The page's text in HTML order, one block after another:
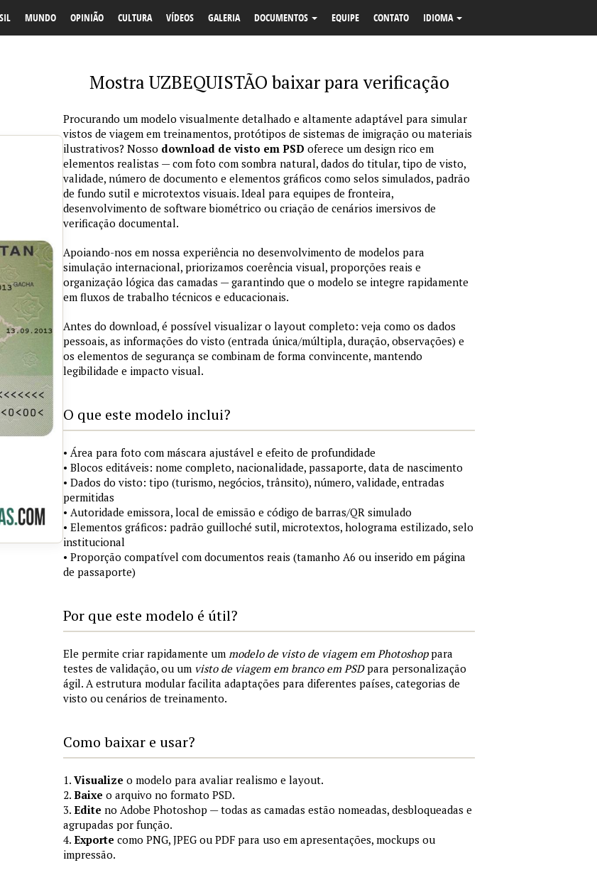
MUNDO OPINIÃO CULTURA VÍDEOS GALERIA DOCUMENTOS EQUIPE CONTATO IDIOMA
Mostra UZBEQUISTÃO baixar para verificação
Procurando um modelo visualmente detalhado e altamente adaptável para simular
vistos de viagem em treinamentos, protótipos de sistemas de imigração ou materiais
ilustrativos? Nosso download de visto em PSD oferece um design rico em
elementos realistas — com foto com sombra natural, dados do titular, tipo de visto,
validade, número de documento e elementos gráficos como selos simulados, padrão
de fundo sutil e microtextos visuais. Ideal para equipes de fronteira,
desenvolvimento de software biométrico ou criação de cenários imersivos de
verificação documental.
Apoiando-nos em nossa experiência no desenvolvimento de modelos para
simulação internacional, priorizamos coerência visual, proporções reais e
organização lógica das camadas — garantindo que o modelo se integre rapidamente
em fluxos de trabalho técnicos e educacionais.
Antes do download, é possível visualizar o layout completo: veja como os dados
pessoais, as informações do visto (entrada única/múltipla, duração, observações) e
os elementos de segurança se combinam de forma convincente, mantendo
legibilidade e impacto visual.
O que este modelo inclui?
• Área para foto com máscara ajustável e efeito de profundidade
• Blocos editáveis: nome completo, nacionalidade, passaporte, data de nascimento
• Dados do visto: tipo (turismo, negócios, trânsito), número, validade, entradas
permitidas
• Autoridade emissora, local de emissão e código de barras/QR simulado
• Elementos gráficos: padrão guilloché sutil, microtextos, holograma estilizado, selo
institucional
• Proporção compatível com documentos reais (tamanho A6 ou inserido em página
de passaporte)
Por que este modelo é útil?
Ele permite criar rapidamente um modelo de visto de viagem em Photoshoppara
testes de validação, ou um visto de viagem em branco em PSDpara personalização
ágil. A estrutura modular facilita adaptações para diferentes países, categorias de
visto ou cenários de treinamento.
Como baixar e usar?
1. Visualize o modelo para avaliar realismo e layout.
2. Baixe o arquivo no formato PSD.
3. Edite no Adobe Photoshop — todas as camadas estão nomeadas, desbloqueadas e
agrupadas por função.
4. Exporte como PNG, JPEG ou PDF para uso em apresentações, mockups ou
impressão.